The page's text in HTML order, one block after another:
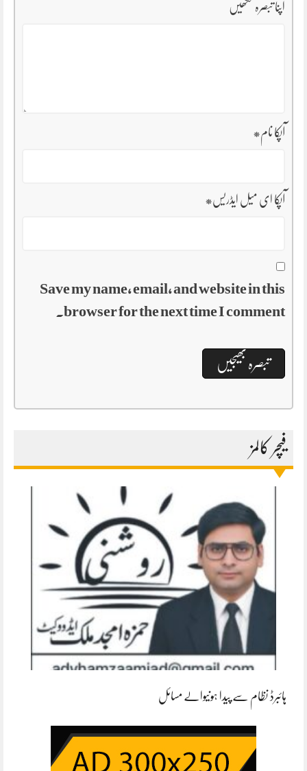
اپنا تبصرہ لکھیں
آپکا نام*
آپکا ای میل ایڈریس*
Save my name, email, and website in this
browser for the next time I comment.
فیچر کالمز
ہائبرڈ نظام سے پیدا ہونیوالے مسائل